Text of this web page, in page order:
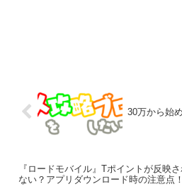
30万から始
『ロードモバイル』Tポイントが反映
ない？アプリダウンロード時の注意点！